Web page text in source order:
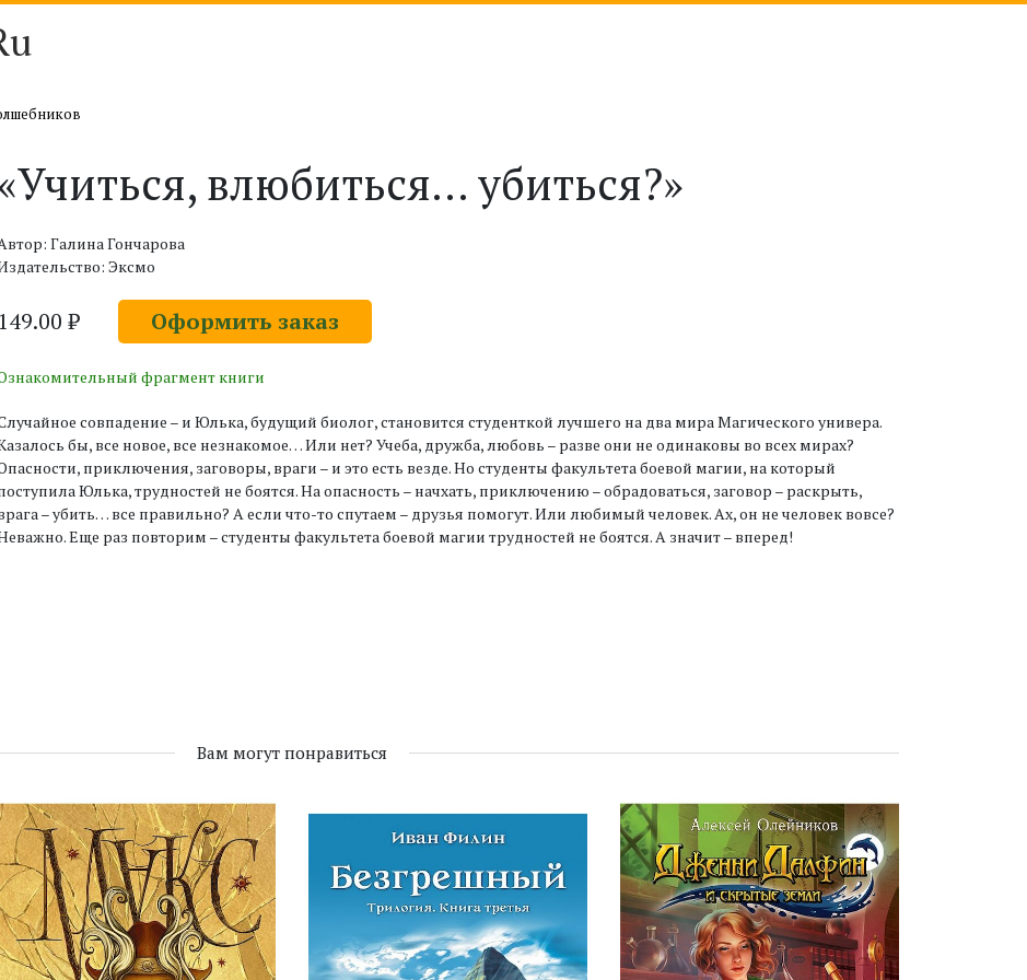
влюбиться… убиться?»
Галина Гончарова
Эксмо
149.00 ₽ Оформить заказ
фрагмент книги
совпадение – и Юлька, будущий биолог, становится студенткой лучшего на два мира Магического универа.
бы, все новое, все незнакомое… Или нет? Учеба, дружба, любовь – разве они не одинаковы во всех мирах?
приключения, заговоры, враги – и это есть везде. Но студенты факультета боевой магии, на который
Юлька, трудностей не боятся. На опасность – начхать, приключению – обрадоваться, заговор – раскрыть,
– убить… все правильно? А если что-то спутаем – друзья помогут. Или любимый человек. Ах, он не человек вовсе?
Еще раз повторим – студенты факультета боевой магии трудностей не боятся. А значит – вперед!
Вам могут понравиться